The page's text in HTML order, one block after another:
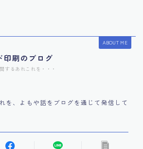
ABOUT ME
印刷のブログ
するあれこれを・・・
を、よもや話をブログを通じて発信して